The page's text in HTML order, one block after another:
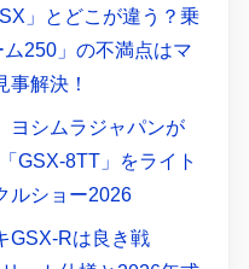
」とどこが違う？乗
250」の不満点はマ
事解決！
シムラジャパンが
GSX-8TT」をライト
ルショー2026
GSX-Rは良き戦